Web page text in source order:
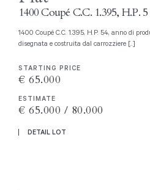
1400 Coupé C.C. 1.395, H.P. 5
1400 Coupé C.C. 1.395, H.P. 54, anno di produzione: 1951. Carrozzeria coupé
disegnata e costruita dal carrozziere [..]
STARTING PRICE
€ 65.000
ESTIMATE
€ 65.000 / 80.000
DETAIL LOT